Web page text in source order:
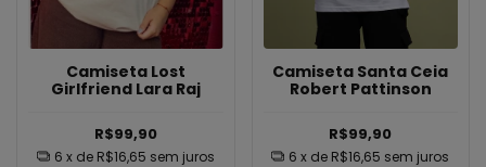
Camiseta Lost
Girlfriend Lara Raj
R$99,90
6 x de R$16,65 sem juros
Camiseta Santa Ceia
Robert Pattinson
R$99,90
6 x de R$16,65 sem juros